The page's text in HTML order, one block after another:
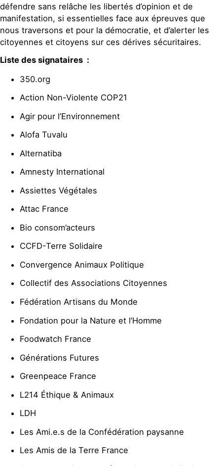
défendre sans relâche les libertés d’opinion et de
manifestation, si essentielles face aux épreuves que
nous traversons et pour la démocratie, et d’alerter les
citoyennes et citoyens sur ces dérives sécuritaires.
Liste des signataires :
350.org
Action Non-Violente COP21
Agir pour l’Environnement
Alofa Tuvalu
Alternatiba
Amnesty International
Assiettes Végétales
Attac France
Bio consom’acteurs
CCFD-Terre Solidaire
Convergence Animaux Politique
Collectif des Associations Citoyennes
Fédération Artisans du Monde
Fondation pour la Nature et l’Homme
Foodwatch France
Générations Futures
Greenpeace France
L214 Éthique & Animaux
LDH
Les Ami.e.s de la Confédération paysanne
Les Amis de la Terre France